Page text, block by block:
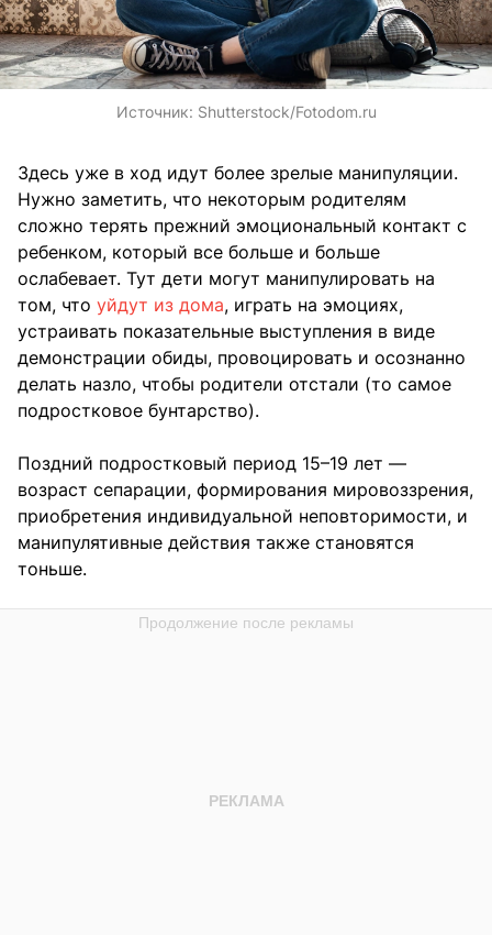
Источник: Shutterstock/Fotodom.ru
Здесь уже в ход идут более зрелые манипуляции.
Нужно заметить, что некоторым родителям
сложно терять прежний эмоциональный контакт с
ребенком, который все больше и больше
ослабевает. Тут дети могут манипулировать на
том, что уйдут из дома, играть на эмоциях,
устраивать показательные выступления в виде
демонстрации обиды, провоцировать и осознанно
делать назло, чтобы родители отстали (то самое
подростковое бунтарство).
Поздний подростковый период 15–19 лет —
возраст сепарации, формирования мировоззрения,
приобретения индивидуальной неповторимости, и
манипулятивные действия также становятся
тоньше.